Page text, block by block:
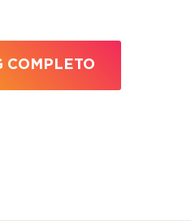
COMPLETO